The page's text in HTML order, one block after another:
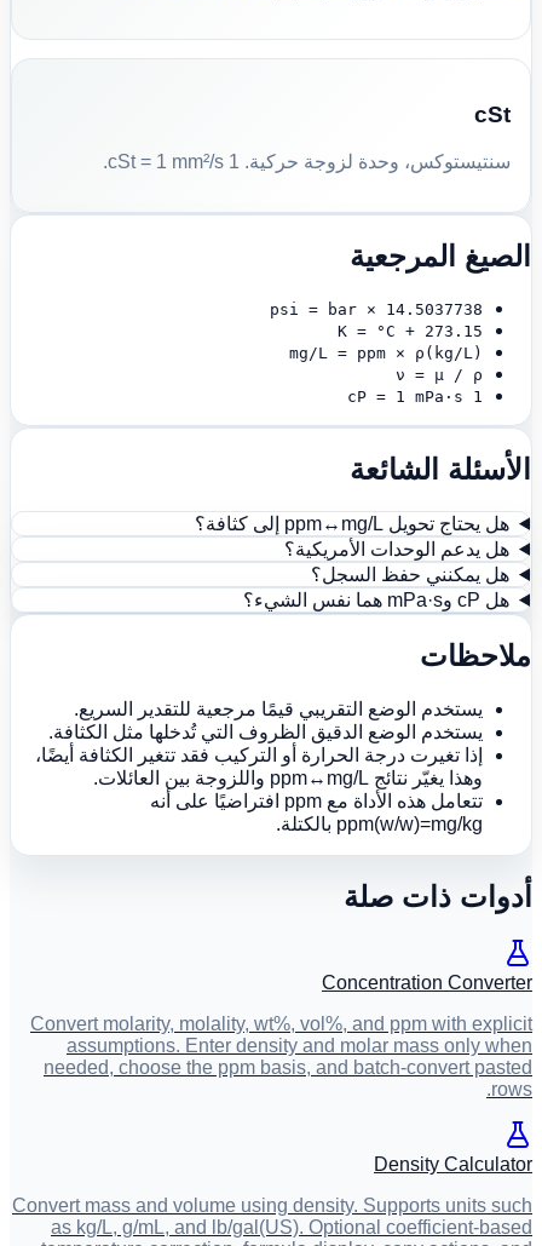
cSt
سنتيستوكس، وحدة لزوجة حركية. 1 cSt = 1 mm²/s.
الصيغ المرجعية
psi = bar × 14.5037738
K = °C + 273.15
mg/L = ppm × ρ(kg/L)
ν = μ / ρ
1 cP = 1 mPa·s
الأسئلة الشائعة
هل يحتاج تحويل ppm↔mg/L إلى كثافة؟
هل يدعم الوحدات الأمريكية؟
هل يمكنني حفظ السجل؟
هل cP وmPa·s هما نفس الشيء؟
ملاحظات
يستخدم الوضع التقريبي قيمًا مرجعية للتقدير السريع.
يستخدم الوضع الدقيق الظروف التي تُدخلها مثل الكثافة.
إذا تغيرت درجة الحرارة أو التركيب فقد تتغير الكثافة أيضًا،
وهذا يغيّر نتائج ppm↔mg/L واللزوجة بين العائلات.
تتعامل هذه الأداة مع ppm افتراضيًا على أنه
ppm(w/w)=mg/kg بالكتلة.
أدوات ذات صلة
Concentration Converter
Convert molarity, molality, wt%, vol%, and ppm with explicit
assumptions. Enter density and molar mass only when
needed, choose the ppm basis, and batch-convert pasted
rows.
Density Calculator
Convert mass and volume using density. Supports units such
as kg/L, g/mL, and lb/gal(US). Optional coefficient-based